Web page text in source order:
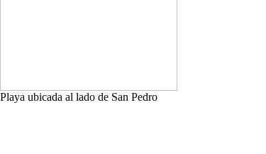
Playa ubicada al lado de San Pedro